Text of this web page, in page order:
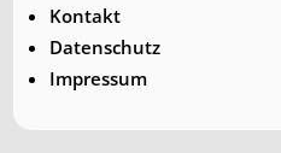
Kontakt
Datenschutz
Impressum